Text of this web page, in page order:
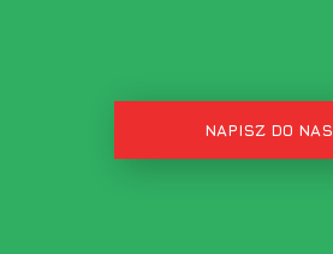
NAPISZ DO NAS